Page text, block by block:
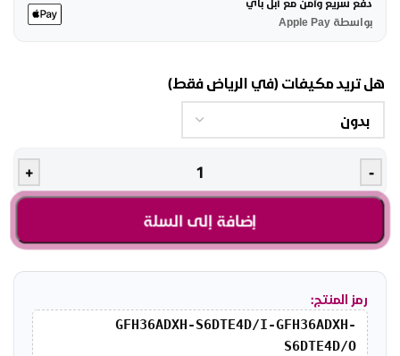
دفع سريع وآمن مع أبل باي
بواسطة Apple Pay
هل تريد مكيفات (في الرياض فقط)
-
+
إضافة إلى السلة
رمز المنتج:
GFH36ADXH-S6DTE4D/I-GFH36ADXH-
S6DTE4D/O